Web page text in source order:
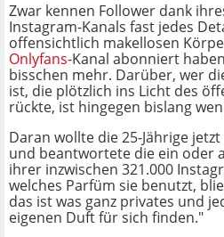
Zwar kennen Follower dank
Instagram-Kanals fast jedes
offensichtlich makellosen
Onlyfans-Kanal abonniert
bisschen mehr. Darüber, wer
ist, die plötzlich ins Licht des
rückte, ist hingegen bislang
Daran wollte die 25-Jährige
und beantwortete die ein oder
ihrer inzwischen 321.000
welches Parfüm sie benutzt,
das ist was ganz privates und
eigenen Duft für sich finden."